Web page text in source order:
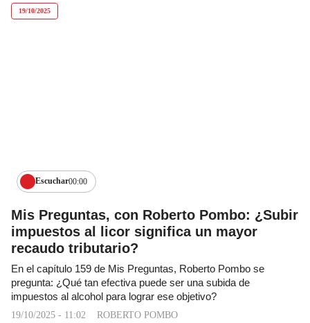
19/10/2025
Escuchar00:00
Mis Preguntas, con Roberto Pombo: ¿Subir
impuestos al licor significa un mayor
recaudo tributario?
En el capítulo 159 de Mis Preguntas, Roberto Pombo se
pregunta: ¿Qué tan efectiva puede ser una subida de
impuestos al alcohol para lograr ese objetivo?
19/10/2025 - 11:02 ROBERTO POMBO